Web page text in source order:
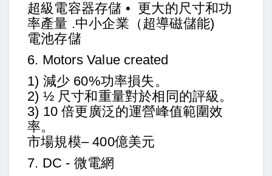
超級電容器存儲 • 更大的尺寸和功
率產量 .中小企業（超導磁儲能)
電池存儲
6. Motors Value created
1) 減少 60%功率損失。
2) ½ 尺寸和重量對於相同的評級。
3) 10 倍更廣泛的運營峰值範圍效
率。
市場規模– 400億美元
7. DC - 微電網